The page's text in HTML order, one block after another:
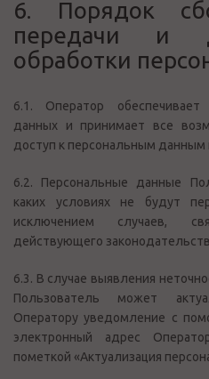
6. Порядок
передачи и
обработки
6.1. Оператор обеспечивает
данных и принимает все
доступ к персональным
6.2. Персональные данные
каких условиях не будут
исключением случаев,
действующего
6.3. В случае выявления
Пользователь может
Оператору уведомление с
электронный адрес
пометкой «Актуализация